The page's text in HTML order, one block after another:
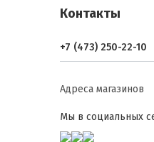
Контакты
+7 (473) 250-22-10
Адреса магазинов
Мы в социальных